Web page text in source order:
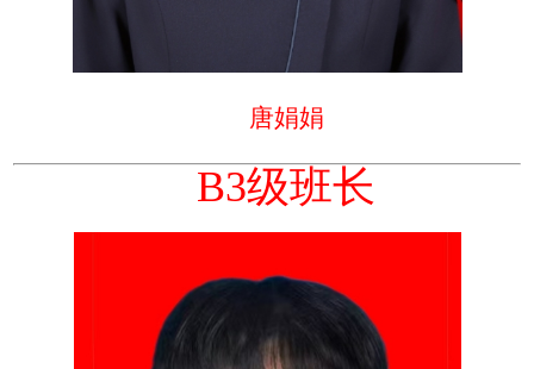
唐娟娟
B3级班长